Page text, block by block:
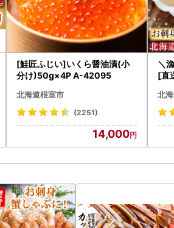
[鮭匠ふじい]いくら醤油漬(小
分け)50g×4P A-42095
北海道根室市
(2251)
14,000
＼
[直
北